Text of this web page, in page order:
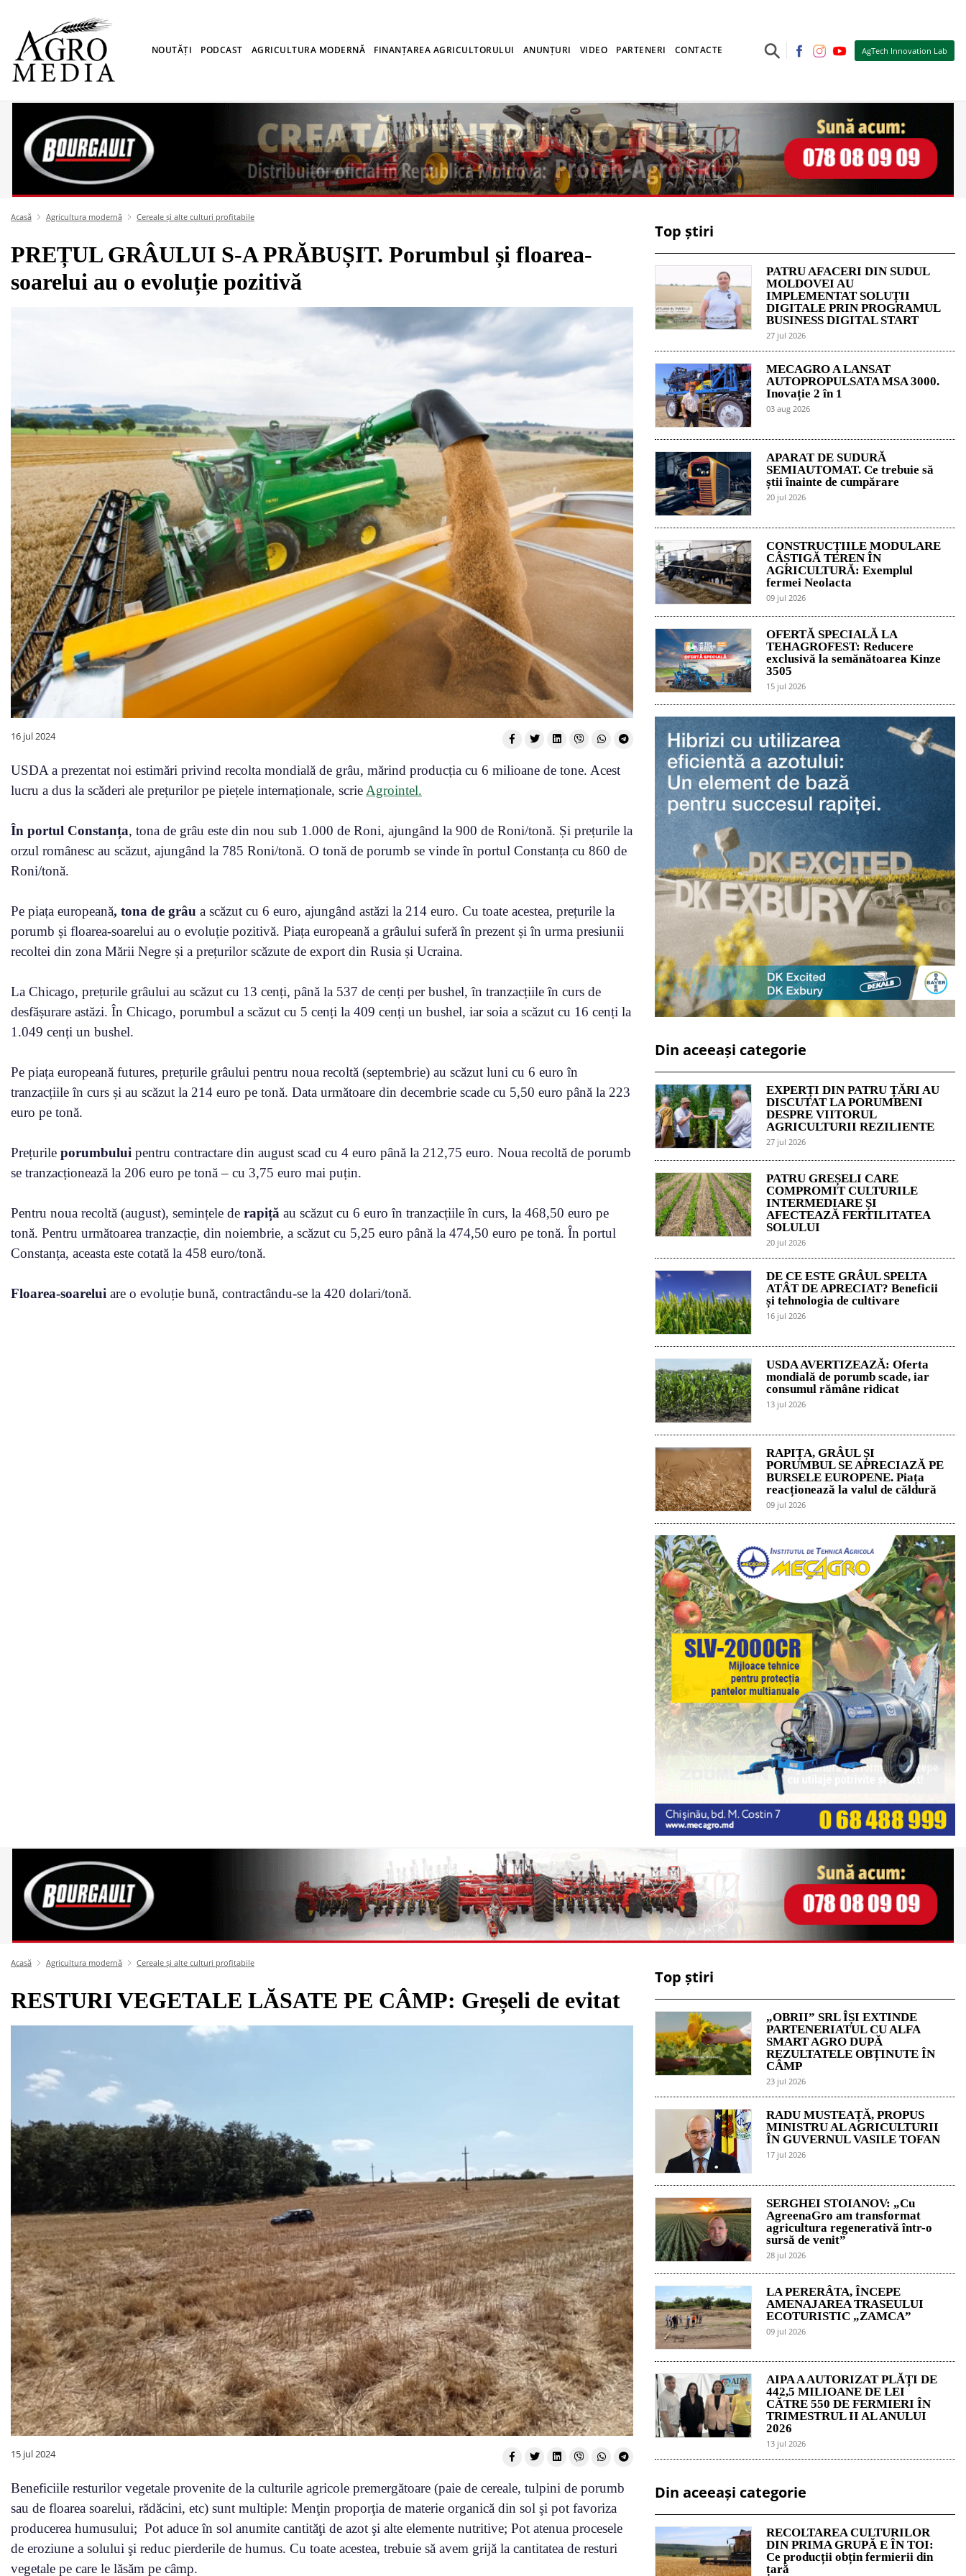
NOUTĂȚI PODCAST AGRICULTURA MODERNĂ FINANȚAREA AGRICULTORULUI ANUNȚURI VIDEO PARTENERI CONTACTE ⚲ AgTech Innovation Lab
Acasă Agricultura modernă Cereale și alte culturi profitabile
PREȚUL GRÂULUI S-A PRĂBUȘIT. Porumbul și floarea-
soarelui au o evoluție pozitivă
16 jul 2024
USDA a prezentat noi estimări privind recolta mondială de grâu, mărind producția cu 6 milioane de tone. Acest
lucru a dus la scăderi ale prețurilor pe piețele internaționale, scrie Agrointel.
În portul Constanța, tona de grâu este din nou sub 1.000 de Roni, ajungând la 900 de Roni/tonă. Și prețurile la
orzul românesc au scăzut, ajungând la 785 Roni/tonă. O tonă de porumb se vinde în portul Constanța cu 860 de
Roni/tonă.
Pe piața europeană, tona de grâu a scăzut cu 6 euro, ajungând astăzi la 214 euro. Cu toate acestea, prețurile la
porumb și floarea-soarelui au o evoluție pozitivă. Piața europeană a grâului suferă în prezent și în urma presiunii
recoltei din zona Mării Negre și a prețurilor scăzute de export din Rusia și Ucraina.
La Chicago, prețurile grâului au scăzut cu 13 cenți, până la 537 de cenți per bushel, în tranzacțiile în curs de
desfășurare astăzi. În Chicago, porumbul a scăzut cu 5 cenți la 409 cenți un bushel, iar soia a scăzut cu 16 cenți la
1.049 cenți un bushel.
Pe piața europeană futures, prețurile grâului pentru noua recoltă (septembrie) au scăzut luni cu 6 euro în
tranzacțiile în curs și au scăzut la 214 euro pe tonă. Data următoare din decembrie scade cu 5,50 euro până la 223
euro pe tonă.
Prețurile porumbului pentru contractare din august scad cu 4 euro până la 212,75 euro. Noua recoltă de porumb
se tranzacționează la 206 euro pe tonă – cu 3,75 euro mai puțin.
Pentru noua recoltă (august), semințele de rapiță au scăzut cu 6 euro în tranzacțiile în curs, la 468,50 euro pe
tonă. Pentru următoarea tranzacție, din noiembrie, a scăzut cu 5,25 euro până la 474,50 euro pe tonă. În portul
Constanța, aceasta este cotată la 458 euro/tonă.
Floarea-soarelui are o evoluție bună, contractându-se la 420 dolari/tonă.
Top știri
PATRU AFACERI DIN SUDUL
MOLDOVEI AU
IMPLEMENTAT SOLUȚII
DIGITALE PRIN PROGRAMUL
BUSINESS DIGITAL START
27 jul 2026
MECAGRO A LANSAT
AUTOPROPULSATA MSA 3000.
Inovație 2 în 1
03 aug 2026
APARAT DE SUDURĂ
SEMIAUTOMAT. Ce trebuie să
știi înainte de cumpărare
20 jul 2026
CONSTRUCȚIILE MODULARE
CÂȘTIGĂ TEREN ÎN
AGRICULTURĂ: Exemplul
fermei Neolacta
09 jul 2026
OFERTĂ SPECIALĂ LA
TEHAGROFEST: Reducere
exclusivă la semănătoarea Kinze
3505
15 jul 2026
Din aceeași categorie
EXPERȚI DIN PATRU ȚĂRI AU
DISCUTAT LA PORUMBENI
DESPRE VIITORUL
AGRICULTURII REZILIENTE
27 jul 2026
PATRU GREȘELI CARE
COMPROMIT CULTURILE
INTERMEDIARE ȘI
AFECTEAZĂ FERTILITATEA
SOLULUI
20 jul 2026
DE CE ESTE GRÂUL SPELTA
ATÂT DE APRECIAT? Beneficii
și tehnologia de cultivare
16 jul 2026
USDA AVERTIZEAZĂ: Oferta
mondială de porumb scade, iar
consumul rămâne ridicat
13 jul 2026
RAPIȚA, GRÂUL ȘI
PORUMBUL SE APRECIAZĂ PE
BURSELE EUROPENE. Piața
reacționează la valul de căldură
09 jul 2026
Acasă Agricultura modernă Cereale și alte culturi profitabile
RESTURI VEGETALE LĂSATE PE CÂMP: Greșeli de evitat
15 jul 2024
Beneficiile resturilor vegetale provenite de la culturile agricole premergătoare (paie de cereale, tulpini de porumb
sau de floarea soarelui, rădăcini, etc) sunt multiple: Menţin proporţia de materie organică din sol şi pot favoriza
producerea humusului; Pot aduce în sol anumite cantităţi de azot şi alte elemente nutritive; Pot atenua procesele
de eroziune a solului şi reduc pierderile de humus. Cu toate acestea, trebuie să avem grijă la cantitatea de resturi
vegetale pe care le lăsăm pe câmp.
Top știri
„OBRII” SRL ÎȘI EXTINDE
PARTENERIATUL CU ALFA
SMART AGRO DUPĂ
REZULTATELE OBȚINUTE ÎN
CÂMP
23 jul 2026
RADU MUSTEAȚĂ, PROPUS
MINISTRU AL AGRICULTURII
ÎN GUVERNUL VASILE TOFAN
17 jul 2026
SERGHEI STOIANOV: „Cu
AgreenaGro am transformat
agricultura regenerativă într-o
sursă de venit”
28 jul 2026
LA PERERÂTA, ÎNCEPE
AMENAJAREA TRASEULUI
ECOTURISTIC „ZAMCA”
09 jul 2026
AIPA A AUTORIZAT PLĂȚI DE
442,5 MILIOANE DE LEI
CĂTRE 550 DE FERMIERI ÎN
TRIMESTRUL II AL ANULUI
2026
13 jul 2026
Din aceeași categorie
RECOLTAREA CULTURILOR
DIN PRIMA GRUPĂ E ÎN TOI:
Ce producții obțin fermierii din
țară